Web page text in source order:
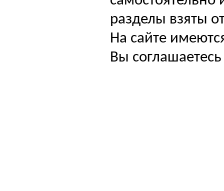
разделы взяты
На сайте
Вы